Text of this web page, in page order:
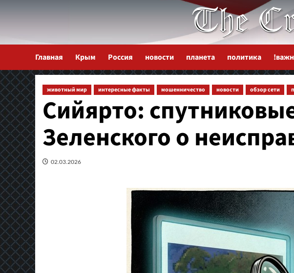
Главная Крым Россия новости планета политика
животный мир интересные факты мошенничество новости обзор сети
Сийярто:
Зеленского о
02.03.2026